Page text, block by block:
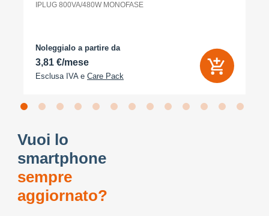
IPLUG 800VA/480W MONOFASE
Noleggialo a partire da
3,81 €/mese
Esclusa IVA e Care Pack
Vuoi lo
smartphone
sempre
aggiornato?